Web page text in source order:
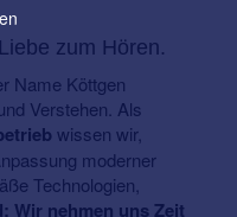
zum Hören.
Name Köttgen
Verstehen. Als
wissen wir,
moderner
Technologien,
Wir nehmen uns Zeit